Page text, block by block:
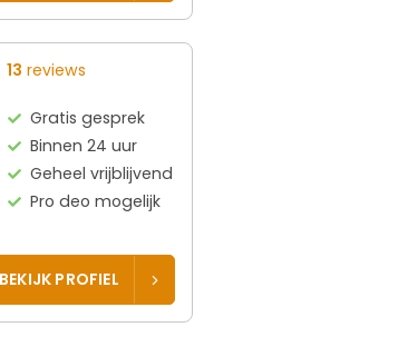
13 reviews
Gratis gesprek
Binnen 24 uur
Geheel vrijblijvend
Pro deo mogelijk
BEKIJK PROFIEL